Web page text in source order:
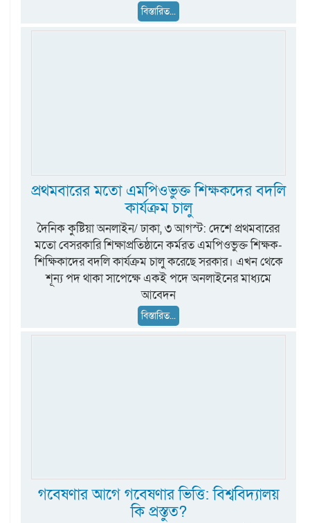
বিস্তারিত...
প্রথমবারের মতো এমপিওভুক্ত শিক্ষকদের বদলি
কার্যক্রম চালু
দৈনিক কুষ্টিয়া অনলাইন/ ঢাকা, ৩ আগস্ট: দেশে প্রথমবারের
মতো বেসরকারি শিক্ষাপ্রতিষ্ঠানে কর্মরত এমপিওভুক্ত শিক্ষক-
শিক্ষিকাদের বদলি কার্যক্রম চালু করেছে সরকার। এখন থেকে
শূন্য পদ থাকা সাপেক্ষে একই পদে অনলাইনের মাধ্যমে
আবেদন
বিস্তারিত...
গবেষণার আগে গবেষণার ভিত্তি: বিশ্ববিদ্যালয়
কি প্রস্তুত?